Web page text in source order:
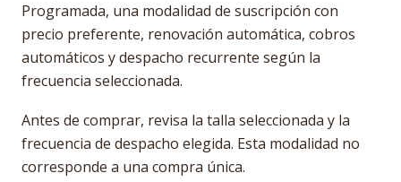
Programada, una modalidad de suscripción con
precio preferente, renovación automática, cobros
automáticos y despacho recurrente según la
frecuencia seleccionada.
Antes de comprar, revisa la talla seleccionada y la
frecuencia de despacho elegida. Esta modalidad no
corresponde a una compra única.